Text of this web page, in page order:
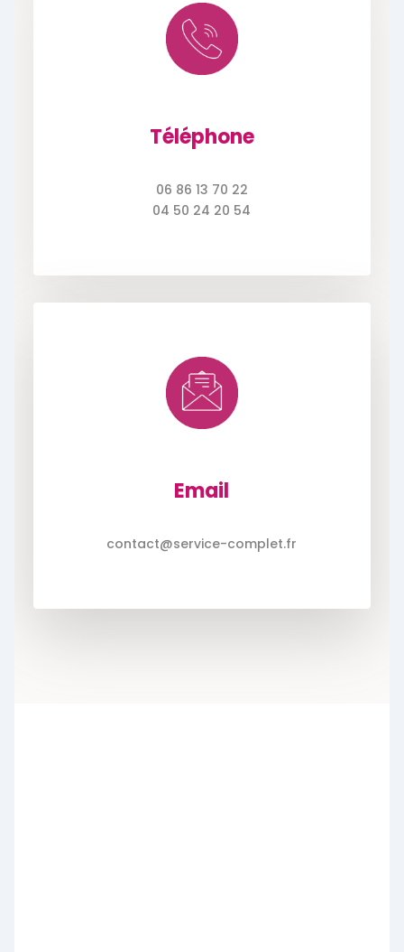
Téléphone
06 86 13 70 22
04 50 24 20 54
Email
contact@service-complet.fr